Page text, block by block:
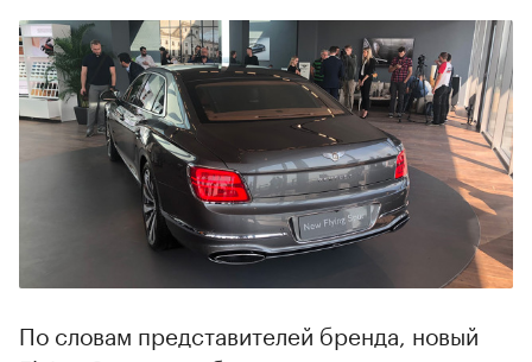
По словам представителей бренда, новый